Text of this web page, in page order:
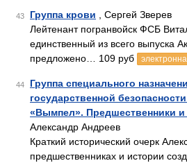
43 Группа крови , Сергей Зверев
Лейтенант погранвойск ФСБ
единственный из всего выпуска
предложено… 109 руб
44
Группа специального
государственной
«Вымпел». Предшественники и
Александр Андреев
Краткий исторический очерк
предшественниках и истории